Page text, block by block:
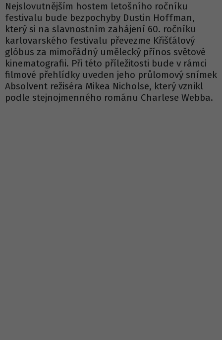
Nejslovutnějším hostem letošního ročníku
festivalu bude bezpochyby Dustin Hoffman,
který si na slavnostním zahájení 60. ročníku
karlovarského festivalu převezme Křišťálový
glóbus za mimořádný umělecký přínos světové
kinematografii. Při této příležitosti bude v rámci
filmové přehlídky uveden jeho průlomový snímek
Absolvent režiséra Mikea Nicholse, který vznikl
podle stejnojmenného románu Charlese Webba.